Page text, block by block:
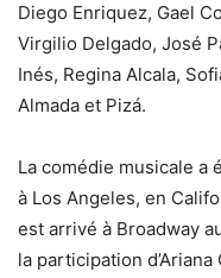
Diego Enriquez, Gael
Virgilio Delgado, José
Inés, Regina Alcala,
Almada et Pizá.
La comédie musicale a
à Los Angeles, en
est arrivé à Broadway
la participation